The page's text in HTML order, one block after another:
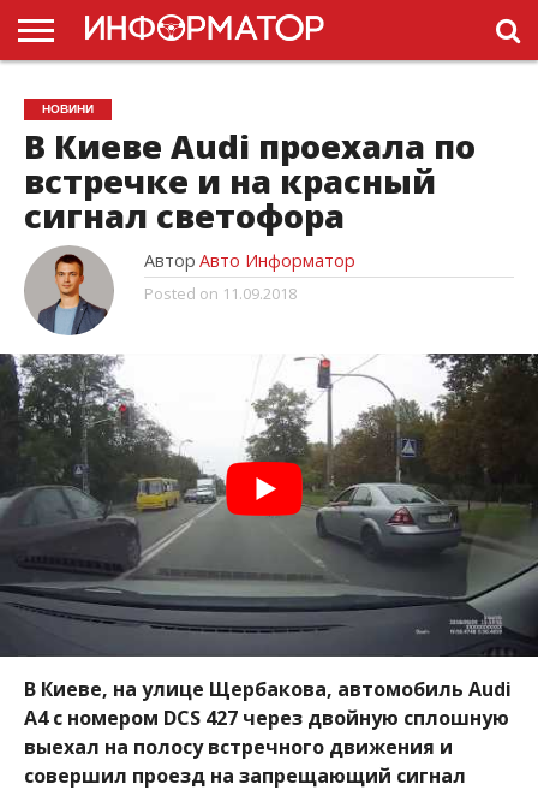
ГОЛОВНА
НОВИНИ
ПДР
УКРАЇНИ
РЕКЛАМА
ПРОЕКТЫ
НОВИНИ
В Киеве Audi проехала по
встречке и на красный
сигнал светофора
Автор Авто Информатор
Posted on 11.09.2018
В Киеве, на улице Щербакова, автомобиль Audi
А4 с номером DCS 427 через двойную сплошную
выехал на полосу встречного движения и
совершил проезд на запрещающий сигнал